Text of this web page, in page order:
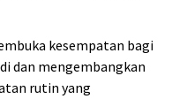
kesempatan bagi
dan mengembangkan
rutin yang